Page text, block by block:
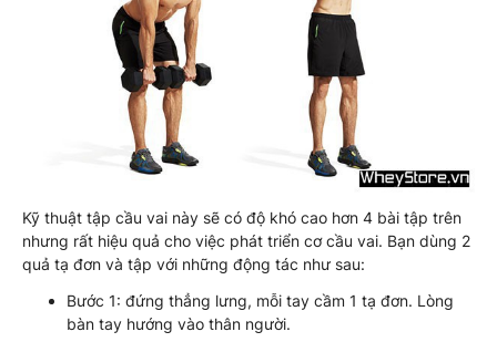
Kỹ thuật tập cầu vai này sẽ có độ khó cao hơn 4 bài tập trên
nhưng rất hiệu quả cho việc phát triển cơ cầu vai. Bạn dùng 2
quả tạ đơn và tập với những động tác như sau:
Bước 1: đứng thẳng lưng, mỗi tay cầm 1 tạ đơn. Lòng
bàn tay hướng vào thân người.